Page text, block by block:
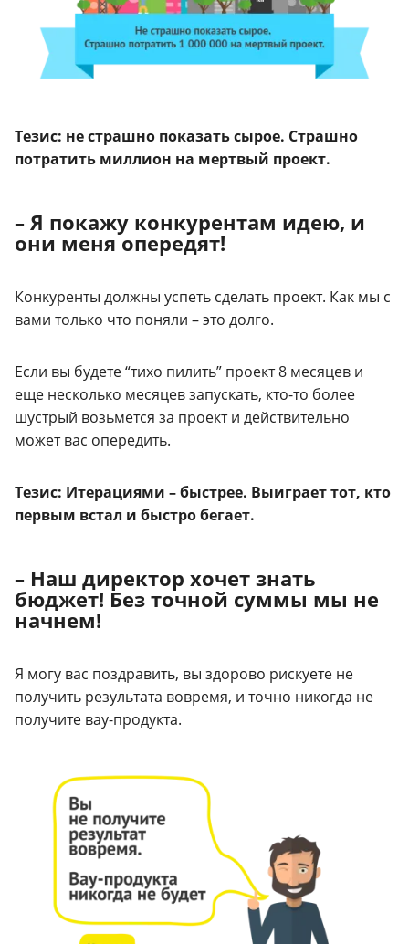
Тезис: не страшно показать сырое. Страшно
потратить миллион на мертвый проект.
– Я покажу конкурентам идею, и
они меня опередят!
Конкуренты должны успеть сделать проект. Как мы с
вами только что поняли – это долго.
Если вы будете “тихо пилить” проект 8 месяцев и
еще несколько месяцев запускать, кто-то более
шустрый возьмется за проект и действительно
может вас опередить.
Тезис: Итерациями – быстрее. Выиграет тот, кто
первым встал и быстро бегает.
– Наш директор хочет знать
бюджет! Без точной суммы мы не
начнем!
Я могу вас поздравить, вы здорово рискуете не
получить результата вовремя, и точно никогда не
получите вау-продукта.